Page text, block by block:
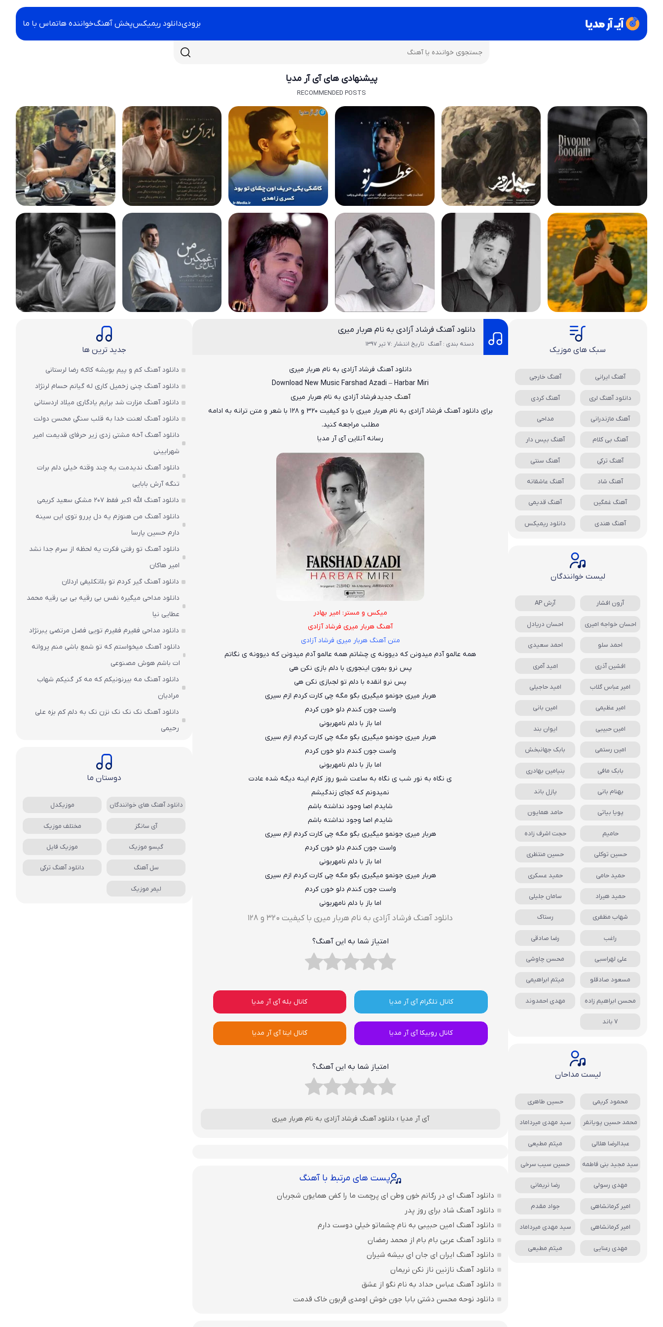
بزودیدانلود ریمیکسپخش آهنگخواننده هاتماس با ما
پیشنهادی های آی آر مدیا
RECOMMENDED POSTS
دانلود آهنگ فرشاد آزادی به نام هربار میری
دسته بندی : آهنگ تاریخ انتشار :7 تیر 1397
دانلود آهنگ فرشاد آزادی به نامهربار میری
Download New MusicFarshad Azadi –Harbar Miri
آهنگ جدیدفرشاد آزادی به نام هربار میری
برای دانلود آهنگ فرشاد آزادی به نام هربار میری
با دو کیفیت ۳۲۰ و ۱۲۸ با شعر و متن ترانه به ادامه
مطلب مراجعه کنید.
رسانه آنلاین آی آر مدیا
میکس و مستر: امیر بهادر
آهنگ هربار میری فرشاد آزادی
متن آهنگ هربار میری فرشاد آزادی
همه عالمو آدم میدونن که دیوونه ی چشاتم همه عالمو آدم میدونن که دیوونه ی نگاتم
پس نرو بمون اینجوری با دلم بازی نکن هی
پس نرو انقده با دلم تو لجبازی نکن هی
هربار میری جونمو میگیری بگو مگه چی کارت کردم ازم سیری
واست جون کندم دلو خون کردم
اما باز با دلم نامهربونی
هربار میری جونمو میگیری بگو مگه چی کارت کردم ازم سیری
واست جون کندم دلو خون کردم
اما باز با دلم نامهربونی
ی نگاه به نور شب ی نگاه به ساعت شبو روز کارم اینه دیگه شده عادت
نمیدونم که کجای زندگیشم
شایدم اصا وجود نداشته باشم
شایدم اصا وجود نداشته باشم
هربار میری جونمو میگیری بگو مگه چی کارت کردم ازم سیری
واست جون کندم دلو خون کردم
اما باز با دلم نامهربونی
هربار میری جونمو میگیری بگو مگه چی کارت کردم ازم سیری
واست جون کندم دلو خون کردم
اما باز با دلم نامهربونی
دانلود آهنگ فرشاد آزادی به نام هربار میری با کیفیت ۳۲۰ و ۱۲۸
امتیاز شما به این آهنگ؟
کانال تلگرام آی آر مدیا کانال بله آی آر مدیا
کانال روبیکا آی آر مدیا کانال ایتا آی آر مدیا
امتیاز شما به این آهنگ؟
آی آر مدیا › دانلود آهنگ فرشاد آزادی به نام هربار میری
پست های مرتبط با آهنگ
دانلود آهنگ ای در رگانم خون وطن ای پرچمت ما را کفن همایون شجریان
دانلود آهنگ شاد برای روز پدر
دانلود آهنگ امین حبیبی به نام چشماتو خیلی دوست دارم
دانلود آهنگ عربی بام بام از محمد رمضان
دانلود آهنگ ایران ای جان ای بیشه شیران
دانلود آهنگ نازنین ناز نکن نریمان
دانلود آهنگ عباس حداد به نام نگو از عشق
دانلود نوحه محسن دشتی بابا جون خوش اومدی قربون خاک قدمت
سبک های موزیک
آهنگ ایرانی آهنگ خارجی
دانلود آهنگ لری آهنگ کردی
آهنگ مازندرانی مداحی
آهنگ بی کلام آهنگ بیس دار
آهنگ ترکی آهنگ سنتی
آهنگ شاد آهنگ عاشقانه
آهنگ غمگین آهنگ قدیمی
آهنگ هندی دانلود ریمیکس
لیست خوانندگان
آرون افشار آرش AP
احسان خواجه امیری احسان دریادل
احمد سلو احمد سعیدی
افشین آذری امید آمری
امیر عباس گلاب امید حاجیلی
امیر عظیمی امین بانی
امین حبیبی ایوان بند
امین رستمی بابک جهانبخش
بابک مافی بنیامین بهادری
بهنام بانی پازل باند
پویا بیاتی حامد همایون
حامیم حجت اشرف زاده
حسین توکلی حسین منتظری
حمید حامی حمید عسکری
حمید هیراد سامان جلیلی
شهاب مظفری رستاک
راغب رضا صادقی
علی لهراسبی محسن چاوشی
مسعود صادقلو میثم ابراهیمی
محسن ابراهیم زاده مهدی احمدوند
7 باند
لیست مداحان
محمود کریمی حسین طاهری
محمد حسین پویانفر سید مهدی میرداماد
عبدالرضا هلالی میثم مطیعی
سید مجید بنی فاطمه حسین سیب سرخی
مهدی رسولی رضا نریمانی
امیر کرمانشاهی جواد مقدم
امیر کرمانشاهی سید مهدی میرداماد
مهدی رعنایی میثم مطیعی
جدید ترین ها
دانلود آهنگ کم و پیم بویشه کاکه رضا لرستانی
دانلود آهنگ چنی زخمیل کاری له گیانم حسام لرنژاد
دانلود آهنگ مزارت شد برایم یادگاری میلاد اردستانی
دانلود آهنگ لعنت خدا به قلب سنگی محسن دولت
دانلود آهنگ آخه مشتی زدی زیر حرفای قدیمت امیر
شهرایینی
دانلود آهنگ ندیدمت یه چند وقته خیلی دلم برات
تنگه آرش بابایی
دانلود آهنگ الله اکبر فقط 207 مشکی سعید کریمی
دانلود آهنگ من هنوزم یه دل پررو توی این سینه
دارم حسین پارسا
دانلود آهنگ تو رفتی فکرت یه لحظه از سرم جدا نشد
امیر هاکان
دانلود آهنگ گیر کردم تو بلاتکلیفی اردلان
دانلود مداحی میگیره نفس بی رقیه بی بی رقیه محمد
عطایی نیا
دانلود مداحی فقیرم فقیرم تویی فضل مرتضی یبرنژاد
دانلود آهنگ میخواستم که تو شمع باشی منم پروانه
ات باشم هوش مصنوعی
دانلود آهنگ مه بیرنونیکم که مه کر گنیکم شهاب
مرادیان
دانلود آهنگ نک نک نک نزن نک به دلم کم بزه علی
رحیمی
دوستان ما
دانلود آهنگ های خوانندگان موزیکدل
آی سانگز مختلف موزیک
گیسو موزیک موزیک فایل
سل آهنگ دانلود آهنگ ترکی
لیمر موزیک